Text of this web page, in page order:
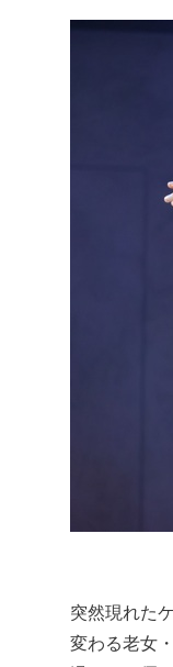
突然現れた
変わる老女